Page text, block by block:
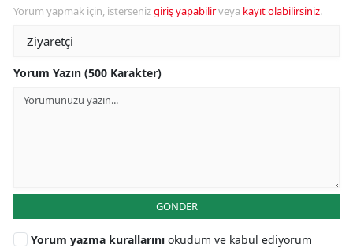
Yorum yapmak için, istersenizgiriş yapabilirveya kayıt olabilirsiniz.
Yorum Yazın (500 Karakter)
GÖNDER
Yorum yazma kurallarını okudum ve kabul ediyorum